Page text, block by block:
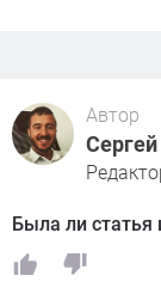
Автор
Была ли статья